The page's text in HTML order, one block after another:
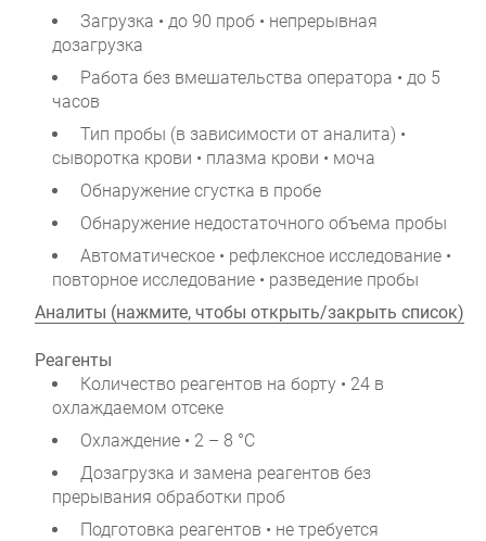
Загрузка • до 90 проб • непрерывная
дозагрузка
Работа без вмешательства оператора • до 5
часов
Тип пробы (в зависимости от аналита) •
сыворотка крови • плазма крови • моча
Обнаружение сгустка в пробе
Обнаружение недостаточного объема пробы
Автоматическое • рефлексное исследование •
повторное исследование • разведение пробы
Аналиты (нажмите, чтобы открыть/закрыть список)
Реагенты
Количество реагентов на борту • 24 в
охлаждаемом отсеке
Охлаждение • 2 – 8 °С
Дозагрузка и замена реагентов без
прерывания обработки проб
Подготовка реагентов • не требуется